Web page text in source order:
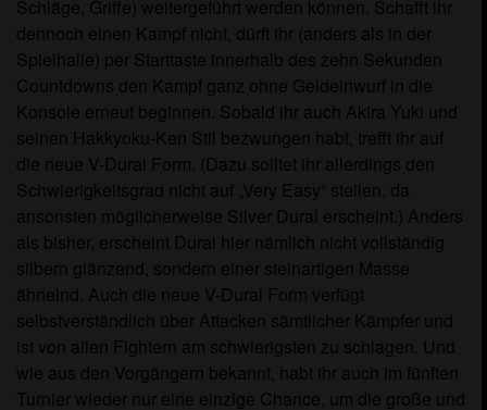
Schläge, Griffe) weitergeführt werden können. Schafft ihr
dennoch einen Kampf nicht, dürft ihr (anders als in der
Spielhalle) per Starttaste innerhalb des zehn Sekunden
Countdowns den Kampf ganz ohne Geldeinwurf in die
Konsole erneut beginnen. Sobald ihr auch Akira Yuki und
seinen Hakkyoku-Ken Stil bezwungen habt, trefft ihr auf
die neue V-Dural Form. (Dazu solltet ihr allerdings den
Schwierigkeitsgrad nicht auf „Very Easy“ stellen, da
ansonsten möglicherweise Silver Dural erscheint.) Anders
als bisher, erscheint Dural hier nämlich nicht vollständig
silbern glänzend, sondern einer steinartigen Masse
ähnelnd. Auch die neue V-Dural Form verfügt
selbstverständlich über Attacken sämtlicher Kämpfer und
ist von allen Fightern am schwierigsten zu schlagen. Und
wie aus den Vorgängern bekannt, habt ihr auch im fünften
Turnier wieder nur eine einzige Chance, um die große und